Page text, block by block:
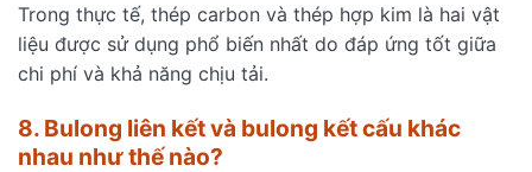
Trong thực tế, thép carbon và thép hợp kim là hai vật
liệu được sử dụng phổ biến nhất do đáp ứng tốt giữa
chi phí và khả năng chịu tải.
8. Bulong liên kết và bulong kết cấu khác
nhau như thế nào?